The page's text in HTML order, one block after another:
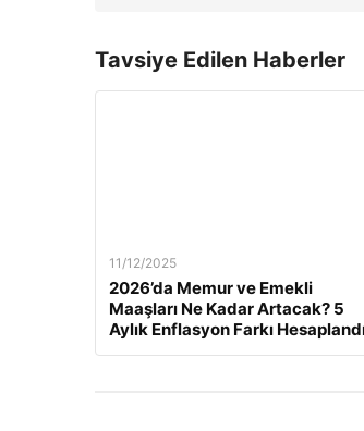
Tavsiye Edilen Haberler
11/12/2025
2026’da Memur ve Emekli
Maaşları Ne Kadar Artacak? 5
Aylık Enflasyon Farkı